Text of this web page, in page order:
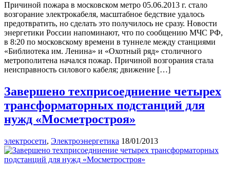
Причиной пожара в московском метро 05.06.2013 г. стало
возгорание электрокабеля, масштабное бедствие удалось
предотвратить, но сделать это получилось не сразу. Новости
энергетики России напоминают, что по сообщению МЧС РФ,
в 8:20 по московскому времени в туннеле между станциями
«Библиотека им. Ленина» и «Охотный ряд» столичного
метрополитена начался пожар. Причиной возгорания стала
неисправность силового кабеля; движение […]
Завершено техприсоедниение четырех
трансформаторных подстанций для
нужд «Мосметростроя»
электросети, Электроэнергетика 18/01/2013